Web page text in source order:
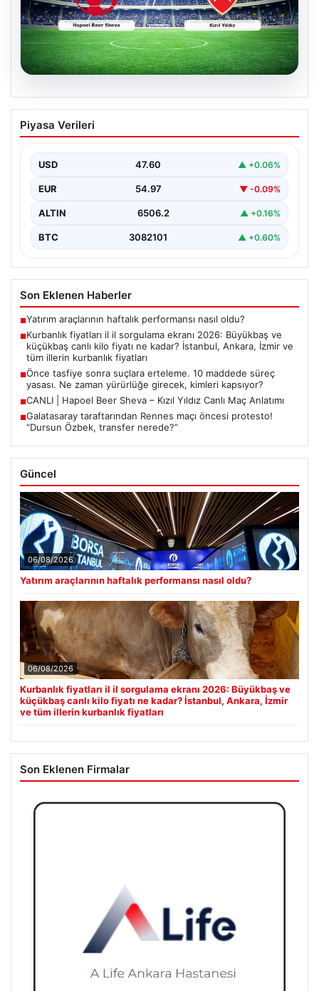
04.08.2026
CANLI | Hapoel Beer Sheva – Kızıl Yıldız
Canlı Maç Anlatımı
Piyasa Verileri
USD 47.60 ▲ +0.06%
EUR 54.97 ▼ -0.09%
ALTIN 6506.2 ▲ +0.16%
BTC 3082101 ▲ +0.60%
Son Eklenen Haberler
■Yatırım araçlarının haftalık performansı nasıl oldu?
■Kurbanlık fiyatları il il sorgulama ekranı 2026: Büyükbaş ve
küçükbaş canlı kilo fiyatı ne kadar? İstanbul, Ankara, İzmir ve
tüm illerin kurbanlık fiyatları
■Önce tasfiye sonra suçlara erteleme. 10 maddede süreç
yasası. Ne zaman yürürlüğe girecek, kimleri kapsıyor?
■CANLI | Hapoel Beer Sheva – Kızıl Yıldız Canlı Maç Anlatımı
■Galatasaray taraftarından Rennes maçı öncesi protesto!
“Dursun Özbek, transfer nerede?”
Güncel
06/08/2026
Yatırım araçlarının haftalık performansı nasıl oldu?
06/08/2026
Kurbanlık fiyatları il il sorgulama ekranı 2026: Büyükbaş ve
küçükbaş canlı kilo fiyatı ne kadar? İstanbul, Ankara, İzmir
ve tüm illerin kurbanlık fiyatları
Son Eklenen Firmalar